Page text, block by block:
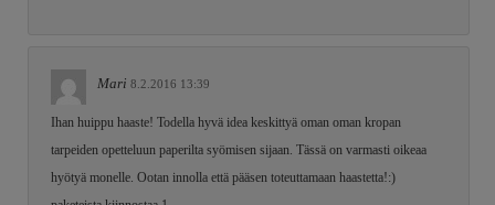
Mari 8.2.2016 13:39
Ihan huippu haaste! Todella hyvä idea keskittyä oman oman kropan
tarpeiden opetteluun paperilta syömisen sijaan. Tässä on varmasti oikeaa
hyötyä monelle. Ootan innolla että pääsen toteuttamaan haastetta!:)